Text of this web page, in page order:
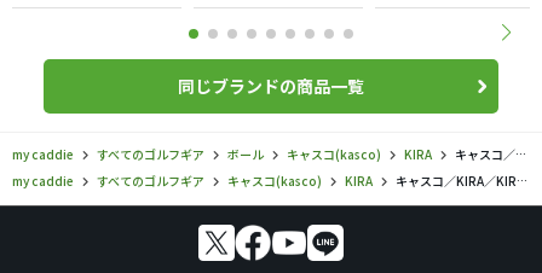
同じブランドの商品一覧
my caddie すべてのゴルフギア ボール キャスコ(kasco) KIRA
キャスコ／KIRA／KIRA Sweetの口コミ評価
my caddie
すべてのゴルフギア キャスコ(kasco) KIRA キャスコ／KIRA／KIRA Sweetの口コミ評価